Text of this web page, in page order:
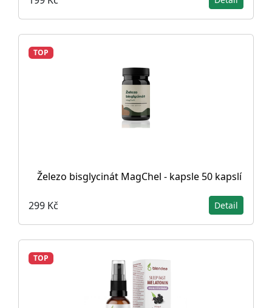
TOP
Železo bisglycinát MagChel - kapsle 50 kapslí
299 Kč Detail
TOP